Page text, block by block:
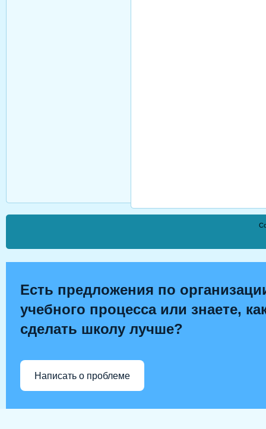
Есть предложения по
учебного процесса или знаете,
сделать школу лучше?
Написать о проблеме